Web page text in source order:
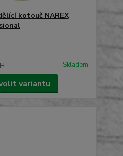
kotouč NAREX
Skladem
variantu